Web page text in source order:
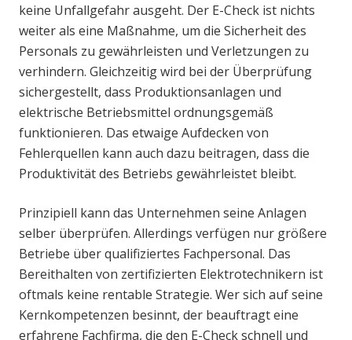
keine Unfallgefahr ausgeht. Der E-Check ist nichts
weiter als eine Maßnahme, um die Sicherheit des
Personals zu gewährleisten und Verletzungen zu
verhindern. Gleichzeitig wird bei der Überprüfung
sichergestellt, dass Produktionsanlagen und
elektrische Betriebsmittel ordnungsgemäß
funktionieren. Das etwaige Aufdecken von
Fehlerquellen kann auch dazu beitragen, dass die
Produktivität des Betriebs gewährleistet bleibt.
Prinzipiell kann das Unternehmen seine Anlagen
selber überprüfen. Allerdings verfügen nur größere
Betriebe über qualifiziertes Fachpersonal. Das
Bereithalten von zertifizierten Elektrotechnikern ist
oftmals keine rentable Strategie. Wer sich auf seine
Kernkompetenzen besinnt, der beauftragt eine
erfahrene Fachfirma, die den E-Check schnell und